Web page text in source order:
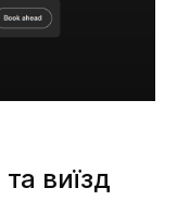
виїзд